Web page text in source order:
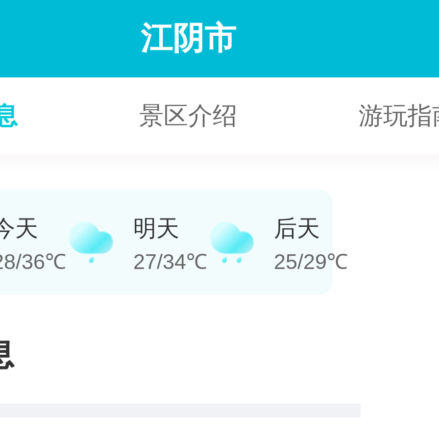
江阴市
景区介绍 游玩指
天
36℃
明天
27/34℃
后天
25/29℃